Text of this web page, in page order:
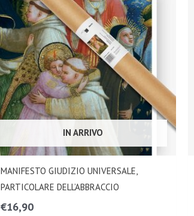
IN ARRIVO
MANIFESTO GIUDIZIO UNIVERSALE,
PARTICOLARE DELL’ABBRACCIO
€16,90